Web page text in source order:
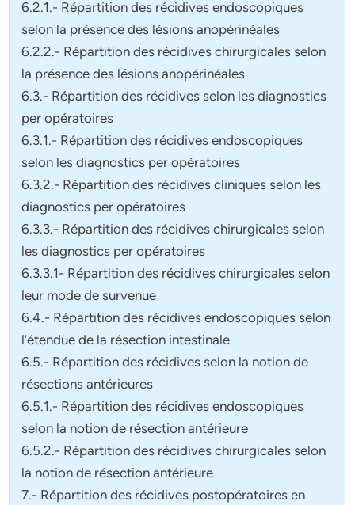
6.2.1.- Répartition des récidives endoscopiques
selon la présence des lésions anopérinéales
6.2.2.- Répartition des récidives chirurgicales selon
la présence des lésions anopérinéales
6.3.- Répartition des récidives selon les diagnostics
per opératoires
6.3.1.- Répartition des récidives endoscopiques
selon les diagnostics per opératoires
6.3.2.- Répartition des récidives cliniques selon les
diagnostics per opératoires
6.3.3.- Répartition des récidives chirurgicales selon
les diagnostics per opératoires
6.3.3.1- Répartition des récidives chirurgicales selon
leur mode de survenue
6.4.- Répartition des récidives endoscopiques selon
l’étendue de la résection intestinale
6.5.- Répartition des récidives selon la notion de
résections antérieures
6.5.1.- Répartition des récidives endoscopiques
selon la notion de résection antérieure
6.5.2.- Répartition des récidives chirurgicales selon
la notion de résection antérieure
7.- Répartition des récidives postopératoires en